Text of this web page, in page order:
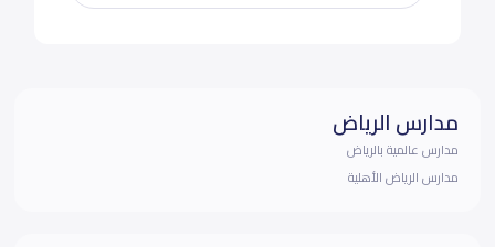
مدارس الرياض
مدارس عالمية بالرياض
مدارس الرياض الأهلية